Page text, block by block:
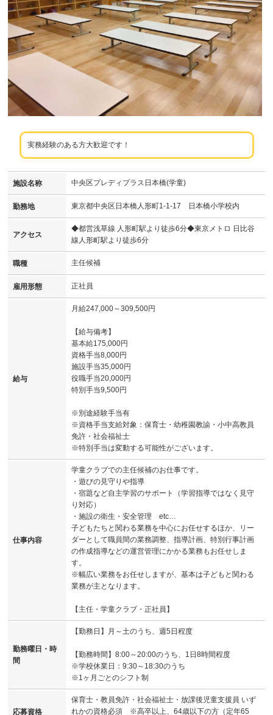
実務経験のある方大歓迎です！
施設名称 中央区プレディプラス日本橋(学童)
勤務地 東京都中央区日本橋人形町1-1-17 日本橋小学校内
アクセス
◆都営浅草線 人形町駅より徒歩6分◆東京メトロ 日比谷
線人形町駅より徒歩6分
職種 主任候補
雇用形態 正社員
給与
月給247,000～309,500円
【給与備考】
基本給175,000円
資格手当8,000円
施設手当35,000円
役職手当20,000円
特別手当9,500円
※別途経験手当有
※資格手当支給対象：保育士・幼稚園教諭・小中高教員
免許・社会福祉士
※特別手当は変動する可能性がございます。
仕事内容
学童クラブでの主任候補のお仕事です。
・遊びの見守りや指導
・宿題など自主学習のサポート（学習指導ではなく見守
り対応）
・施設の衛生・安全管理 etc…
子どもたちと関わる業務を中心にお任せするほか、リー
ダーとして職員間の業務調整、指導計画、特別行事計画
の作成指導などの運営管理にかかる業務もお任せしま
す。
※幅広い業務をお任せしますが、基本は子どもと関わる
業務が主となります。
【主任・学童クラブ・正社員】
勤務曜日・時
間
【勤務日】月～土のうち、週5日程度
【勤務時間】8:00～20:00のうち、1日8時間程度
※学校休業日：9:30～18:30のうち
※1ヶ月ごとのシフト制
応募資格
保育士・教員免許・社会福祉士・放課後児童支援員 いず
れかの資格必須 ※高卒以上、64歳以下の方（定年65